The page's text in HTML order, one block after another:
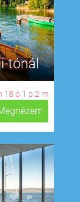
tónál
18 ó 1 p 1 m